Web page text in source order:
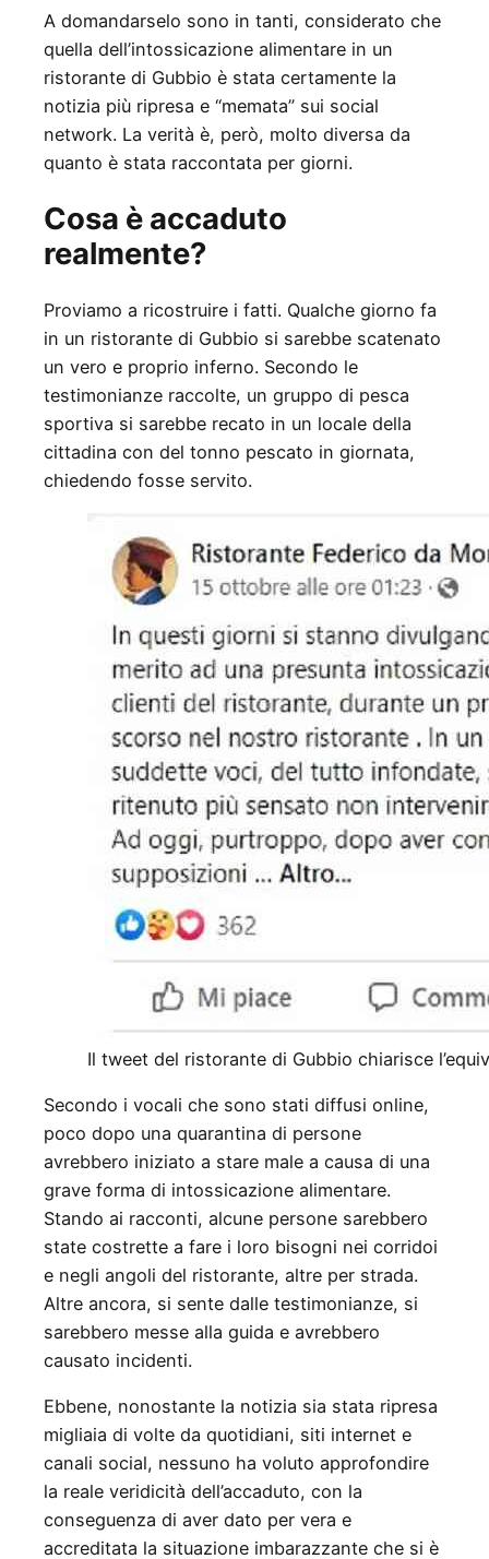
A domandarselo sono in tanti, considerato che
quella dell’intossicazione alimentare in un
ristorante di Gubbio è stata certamente la
notizia più ripresa e “memata” sui social
network. La verità è, però, molto diversa da
quanto è stata raccontata per giorni.
Cosa è accaduto
realmente?
Proviamo a ricostruire i fatti. Qualche giorno fa
in un ristorante di Gubbio si sarebbe scatenato
un vero e proprio inferno. Secondo le
testimonianze raccolte, un gruppo di pesca
sportiva si sarebbe recato in un locale della
cittadina con del tonno pescato in giornata,
chiedendo fosse servito.
Il tweet del ristorante di Gubbio chiarisce
Secondo i vocali che sono stati diffusi online,
poco dopo una quarantina di persone
avrebbero iniziato a stare male a causa di una
grave forma di intossicazione alimentare.
Stando ai racconti, alcune persone sarebbero
state costrette a fare i loro bisogni nei corridoi
e negli angoli del ristorante, altre per strada.
Altre ancora, si sente dalle testimonianze, si
sarebbero messe alla guida e avrebbero
causato incidenti.
Ebbene, nonostante la notizia sia stata ripresa
migliaia di volte da quotidiani, siti internet e
canali social, nessuno ha voluto approfondire
la reale veridicità dell’accaduto, con la
conseguenza di aver dato per vera e
accreditata la situazione imbarazzante che si è